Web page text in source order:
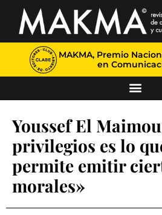
MAKMA, Premio
en
Youssef El
privilegios es lo
permite emitir
morales»